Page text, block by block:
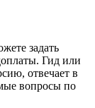
задать
Гид или
отвечает в
вопросы по